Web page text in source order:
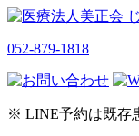
052-879-1818
※ LINE予約は既存